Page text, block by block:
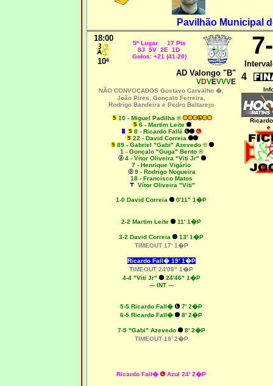
Pavilhão Municipal
18:00
10ª
5º Lugar 17 Pts
8J 5V 2E 1D
Golos: +21 (41-20)
AD Valongo "B"
VDVEVVVE 4
NÃO CONVOCADOS Gustavo Carvalho �,
João Pires, Gonçalo Ferreira,
Rodrigo Bandeira e Pedro Baltarejo
10 - Miguel Padilha ®
6 - Martim Leite
8 - Ricardo Fallé
22 - David Correia
89 - Gabriel "Gabi" Azevedo ©
1 - Gonçalo "Guga" Bento ®
4 - Vítor Oliveira "Viti Jr"
7 - Henrique Vigário
9 - Rodrigo Nogueira
18 - Francisco Matos
Vítor Oliveira "Viti"
1-0 David Correia 0'11" 1�P
2-2 Martim Leite 11' 1�P
3-2 David Correia
13' 1�P
TIMEOUT 17' 1�P
Ricardo Fall� 19' 1�P
TIMEOUT 24'08" 1�P
4-4 "Viti Jr"
24'46" 1�P
--- INT ---
5-5 Ricardo Fall�
7' 2�P
6-5 Ricardo Fall�
8' 2�P
7-5 "Gabi" Azevedo
8' 2�P
TIMEOUT 18' 2�P
Ricardo Fall� Azul 24' 2�P
e